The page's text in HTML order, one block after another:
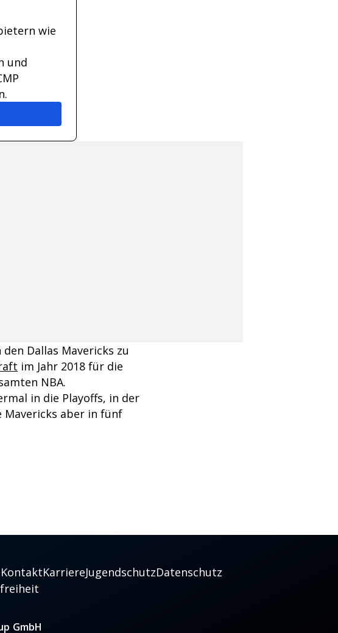
wie
und
Dallas Mavericks zu
im Jahr 2018 für die
NBA.
in die Playoffs, in der
Mavericks aber in fünf
KontaktKarriereJugendschutzDatenschutz
GmbH